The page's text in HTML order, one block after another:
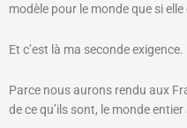
modèle pour le monde que si
Et c’est là ma seconde exigence.
Parce nous aurons rendu aux
de ce qu’ils sont, le monde